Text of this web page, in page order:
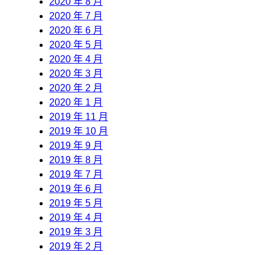
2020 年 7 月
2020 年 6 月
2020 年 5 月
2020 年 4 月
2020 年 3 月
2020 年 2 月
2020 年 1 月
2019 年 11 月
2019 年 10 月
2019 年 9 月
2019 年 8 月
2019 年 7 月
2019 年 6 月
2019 年 5 月
2019 年 4 月
2019 年 3 月
2019 年 2 月